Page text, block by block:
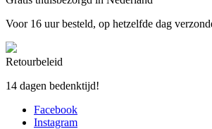
Voor 16 uur besteld, op hetzelfde dag
Retourbeleid
14 dagen bedenktijd!
Facebook
Instagram